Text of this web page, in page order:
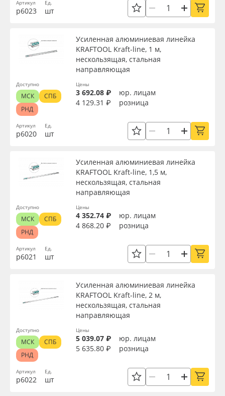
Артикул
р6023
Ед.
шт
Артикул
р6020
Усиленная алюминиевая линейка
KRAFTOOL Kraft-line, 1 м,
нескользящая, стальная
направляющая
Ед.
шт
Цены
3 692.08 ₽
юр. лицам
4 129.31 ₽
розница
Доступно
МСК
СПБ
РНД
Артикул
р6021
Усиленная алюминиевая линейка
KRAFTOOL Kraft-line, 1,5 м,
нескользящая, стальная
направляющая
Ед.
шт
Цены
4 352.74 ₽
юр. лицам
4 868.20 ₽
розница
Доступно
МСК
СПБ
РНД
Артикул
р6022
Усиленная алюминиевая линейка
KRAFTOOL Kraft-line, 2 м,
нескользящая, стальная
направляющая
Ед.
шт
Цены
5 039.07 ₽
юр. лицам
5 635.80 ₽
розница
Доступно
МСК
СПБ
РНД